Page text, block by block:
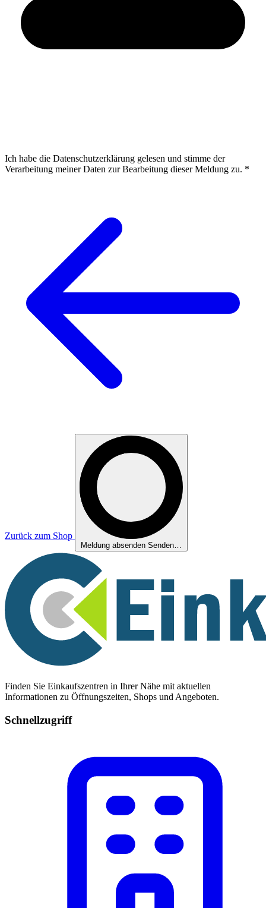
Ich habe die Datenschutzerklärung gelesen und stimme der
Verarbeitung meiner Daten zur Bearbeitung dieser Meldung zu. *
Zurück zum Shop
Meldung absenden Senden…
Finden Sie Einkaufszentren in Ihrer Nähe mit aktuellen
Informationen zu Öffnungszeiten, Shops und Angeboten.
Schnellzugriff